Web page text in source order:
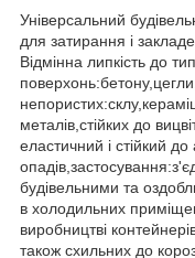
Універсальний
для затирання і
Відмінна липкість до
металів,стійких до
еластичний і стійкий
будівельними та
в холодильних
виробництві
також схильних до